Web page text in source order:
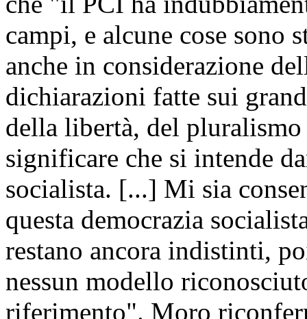
campi, e alcune cose sono
anche in considerazione
dichiarazioni fatte sui
della libertà, del
significare che si intende
socialista. [...] Mi sia
questa democrazia
restano ancora indistinti,
nessun modello
riferimento". Moro